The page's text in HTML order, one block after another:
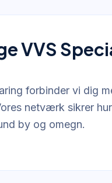
VVS
forbinder vi dig
netværk sikrer
by og omegn.